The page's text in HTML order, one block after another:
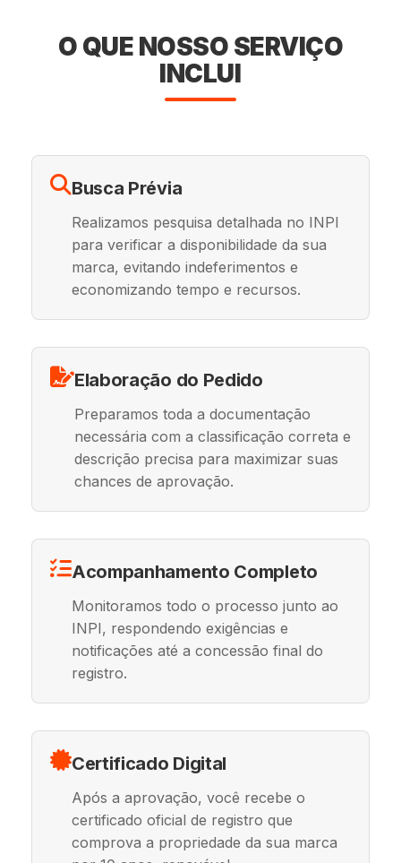
O QUE NOSSO SERVIÇO
INCLUI
Busca Prévia
Realizamos pesquisa detalhada no INPI
para verificar a disponibilidade da sua
marca, evitando indeferimentos e
economizando tempo e recursos.
Elaboração do Pedido
Preparamos toda a documentação
necessária com a classificação correta e
descrição precisa para maximizar suas
chances de aprovação.
Acompanhamento Completo
Monitoramos todo o processo junto ao
INPI, respondendo exigências e
notificações até a concessão final do
registro.
Certificado Digital
Após a aprovação, você recebe o
certificado oficial de registro que
comprova a propriedade da sua marca